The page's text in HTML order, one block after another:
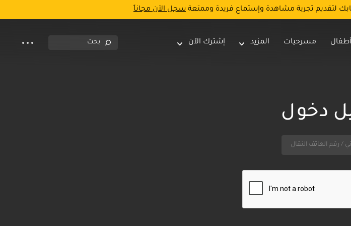
لتقديم تجربة مشاهدة وإستماع فريدة وممتعة سجل الآن مجاناً
أطفال مسرحيات المزيد إشترك الآن
دخول